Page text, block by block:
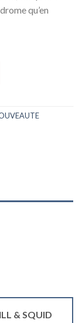
qu’en
& SQUID